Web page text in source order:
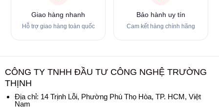
Giao hàng nhanh
Hỗ trợ giao hàng toàn quốc
Bảo hành uy tín
Cam kết hàng chính hãng
CÔNG TY TNHH ĐẦU TƯ CÔNG NGHỆ TRƯỜNG
THỊNH
Địa chỉ: 14 Trịnh Lỗi, Phường Phú Thọ Hòa, TP. HCM, Việt
Nam